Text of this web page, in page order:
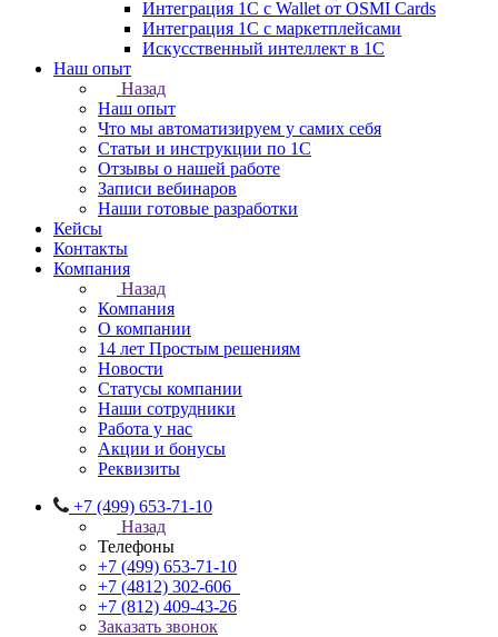
Интеграция 1С с Wallet от OSMI Cards
Интеграция 1С с маркетплейсами
Искусственный интеллект в 1С
Наш опыт
Назад
Наш опыт
Что мы автоматизируем у самих себя
Статьи и инструкции по 1С
Отзывы о нашей работе
Записи вебинаров
Наши готовые разработки
Кейсы
Контакты
Компания
Назад
Компания
О компании
14 лет Простым решениям
Новости
Статусы компании
Наши сотрудники
Работа у нас
Акции и бонусы
Реквизиты
+7 (499) 653-71-10
Назад
Телефоны
+7 (499) 653-71-10
+7 (4812) 302-606
+7 (812) 409-43-26
Заказать звонок